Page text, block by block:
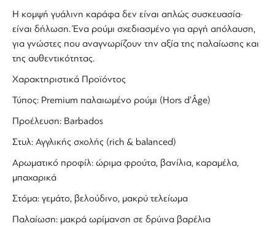
Η κομψή γυάλινη καράφα δεν είναι απλώς συσκευασία·
είναι δήλωση. Ένα ρούμι σχεδιασμένο για αργή απόλαυση,
για γνώστες που αναγνωρίζουν την αξία της παλαίωσης και
της αυθεντικότητας.
Χαρακτηριστικά Προϊόντος
Τύπος: Premium παλαιωμένο ρούμι (Hors d’Âge)
Προέλευση: Barbados
Στυλ: Αγγλικής σχολής (rich & balanced)
Αρωματικό προφίλ: ώριμα φρούτα, βανίλια, καραμέλα,
μπαχαρικά
Στόμα: γεμάτο, βελούδινο, μακρύ τελείωμα
Παλαίωση: μακρά ωρίμανση σε δρύινα βαρέλια